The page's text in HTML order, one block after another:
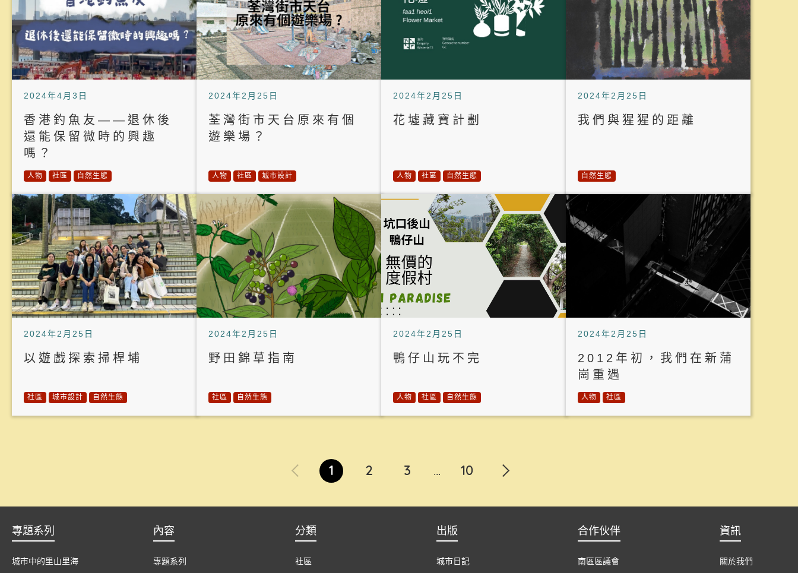
2024年4月3日
香港釣魚友——退休後
還能保留微時的興趣
嗎？
人物 社區 自然生態
2024年2月25日
荃灣街市天台原來有個
遊樂場？
人物 社區 城市設計
2024年2月25日
花墟藏寶計劃
人物 社區 自然生態
2024年2月25日
我們與猩猩的距離
自然生態
2024年2月25日
以遊戲探索掃桿埔
社區 城市設計 自然生態
2024年2月25日
野田錦草指南
社區 自然生態
2024年2月25日
鴨仔山玩不完
人物 社區 自然生態
2024年2月25日
2012年初，我們在新蒲
崗重遇
人物 社區
1 2 3 ... 10
專題系列
城市中的里山里海
內容
專題系列
分類
社區
出版
城市日記
合作伙伴
南區區議會
資訊
關於我們